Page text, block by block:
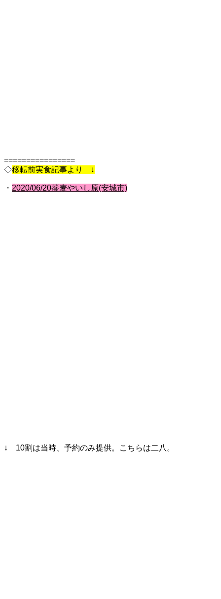
================
◇移転前実食記事より ↓
・ 2020/06/20蕎麦やいし原(安城市)
↓ 10割は当時、予約のみ提供。こちらは二八。